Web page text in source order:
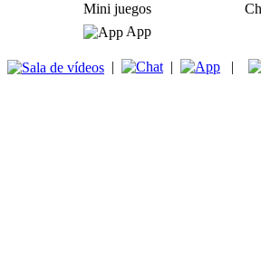
Mini juegos
App
| | |